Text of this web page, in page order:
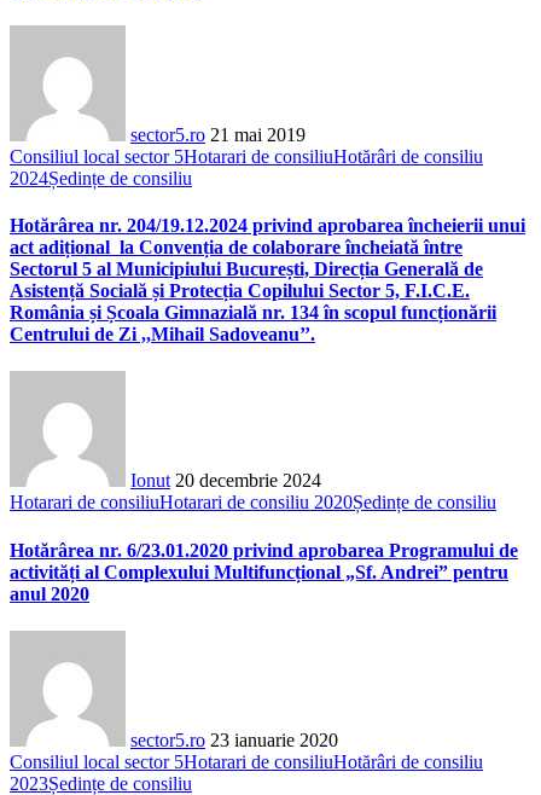
sector5.ro 21 mai 2019
Consiliul local sector 5Hotarari de consiliuHotărâri de consiliu
2024Ședințe de consiliu
Hotărârea nr. 204/19.12.2024 privind aprobarea încheierii unui
act adițional la Convenția de colaborare încheiată între
Sectorul 5 al Municipiului București, Direcția Generală de
Asistență Socială și Protecția Copilului Sector 5, F.I.C.E.
România și Școala Gimnazială nr. 134 în scopul funcționării
Centrului de Zi ,,Mihail Sadoveanu’’.
Ionut 20 decembrie 2024
Hotarari de consiliuHotarari de consiliu 2020Ședințe de consiliu
Hotărârea nr. 6/23.01.2020 privind aprobarea Programului de
activități al Complexului Multifuncțional „Sf. Andrei” pentru
anul 2020
sector5.ro 23 ianuarie 2020
Consiliul local sector 5Hotarari de consiliuHotărâri de consiliu
2023Ședințe de consiliu